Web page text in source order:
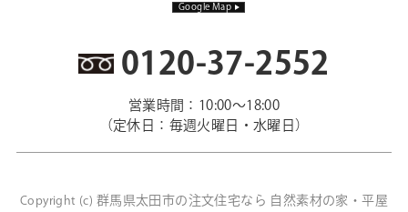
Google Map
0120-37-2552
営業時間：10:00～18:00
（定休日：毎週火曜日・水曜日）
Copyright (c) 群馬県太田市の注文住宅なら 自然素材の家・平屋